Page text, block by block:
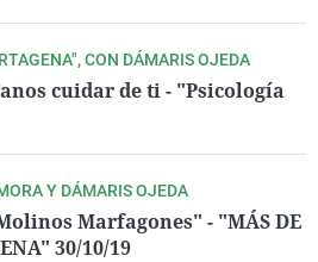
CON DÁMARIS OJEDA
cuidar de ti - "Psicología
Y DÁMARIS OJEDA
Marfagones" - "MÁS DE
30/10/19